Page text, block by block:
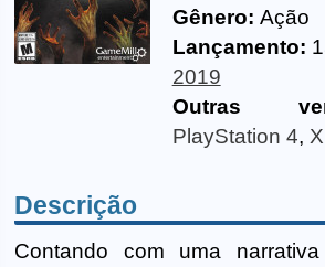
Gênero: Ação
Lançamento:
2019
Outras
PlayStation 4,
Descrição
Contando com uma